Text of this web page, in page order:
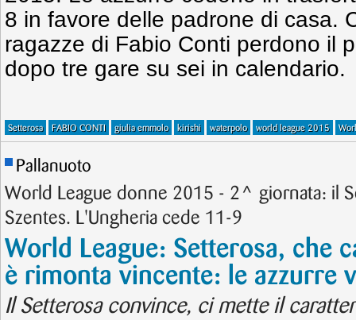
8 in favore delle padrone di casa.
ragazze di Fabio Conti perdono il
dopo tre gare su sei in calendario.
Setterosa FABIO CONTI giulia emmolo kirishi waterpolo world league 2015
Pallanuoto
World League donne 2015 - 2^ giornata: il
Szentes. L'Ungheria cede 11-9
World League: Setterosa, che
è rimonta vincente: le azzurre
Il Setterosa convince, ci mette il